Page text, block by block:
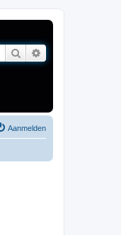
Zoek
Aanmelden